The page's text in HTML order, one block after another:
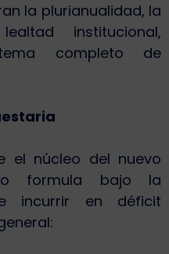
la plurianualidad, la
institucional,
completo de
el núcleo del nuevo
lo formula bajo la
incurrir en déficit